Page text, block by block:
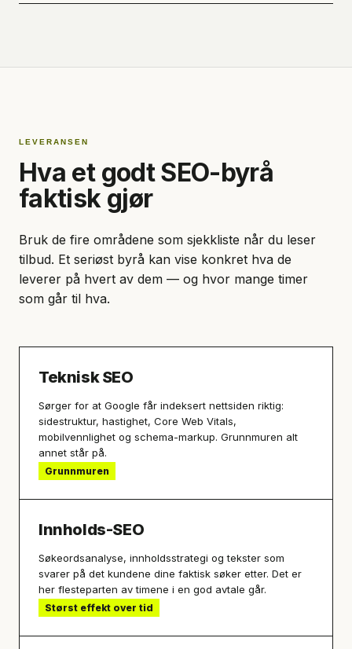
LEVERANSEN
Hva et godt SEO-byrå
faktisk gjør
Bruk de fire områdene som sjekkliste når du leser
tilbud. Et seriøst byrå kan vise konkret hva de
leverer på hvert av dem — og hvor mange timer
som går til hva.
Teknisk SEO
Sørger for at Google får indeksert nettsiden riktig:
sidestruktur, hastighet, Core Web Vitals,
mobilvennlighet og schema-markup. Grunnmuren alt
annet står på.
Grunnmuren
Innholds-SEO
Søkeordsanalyse, innholdsstrategi og tekster som
svarer på det kundene dine faktisk søker etter. Det er
her flesteparten av timene i en god avtale går.
Størst effekt over tid